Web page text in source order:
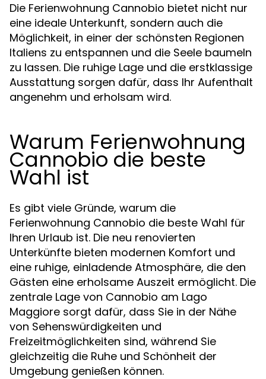
Die Ferienwohnung Cannobio bietet nicht nur
eine ideale Unterkunft, sondern auch die
Möglichkeit, in einer der schönsten Regionen
Italiens zu entspannen und die Seele baumeln
zu lassen. Die ruhige Lage und die erstklassige
Ausstattung sorgen dafür, dass Ihr Aufenthalt
angenehm und erholsam wird.
Warum Ferienwohnung
Cannobio die beste
Wahl ist
Es gibt viele Gründe, warum die
Ferienwohnung Cannobio die beste Wahl für
Ihren Urlaub ist. Die neu renovierten
Unterkünfte bieten modernen Komfort und
eine ruhige, einladende Atmosphäre, die den
Gästen eine erholsame Auszeit ermöglicht. Die
zentrale Lage von Cannobio am Lago
Maggiore sorgt dafür, dass Sie in der Nähe
von Sehenswürdigkeiten und
Freizeitmöglichkeiten sind, während Sie
gleichzeitig die Ruhe und Schönheit der
Umgebung genießen können.